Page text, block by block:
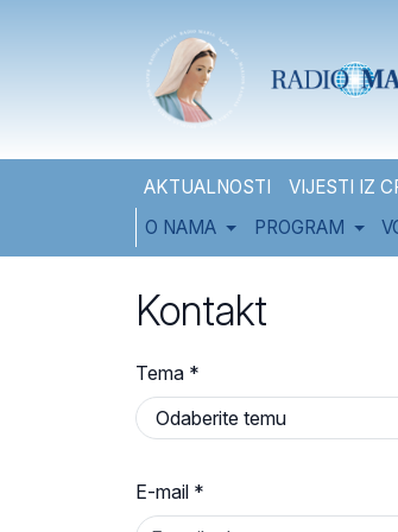
AKTUALNOSTI VIJESTI IZ
O NAMA
PROGRAM
Kontakt
Tema *
E-mail *